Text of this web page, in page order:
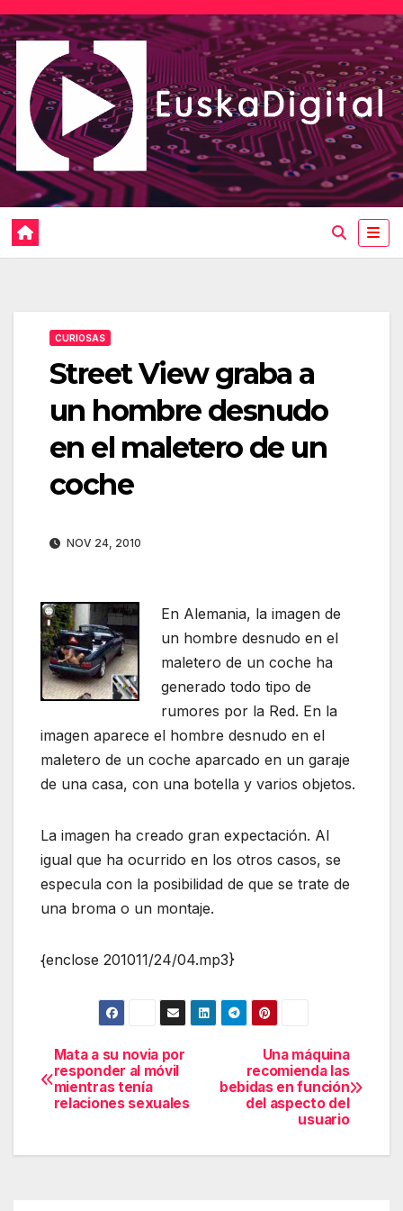
Saltar
al
contenido
CURIOSAS
Street View graba a
un hombre desnudo
en el maletero de un
coche
NOV 24, 2010
En Alemania, la imagen de
un hombre desnudo en el
maletero de un coche ha
generado todo tipo de
rumores por la Red. En la
imagen aparece el hombre desnudo en el
maletero de un coche aparcado en un garaje
de una casa, con una botella y varios objetos.
La imagen ha creado gran expectación. Al
igual que ha ocurrido en los otros casos, se
especula con la posibilidad de que se trate de
una broma o un montaje.
{enclose 201011/24/04.mp3}
Navegación
de
Una máquina
recomienda las
bebidas en función
del aspecto del
usuario
Mata a su novia por
responder al móvil
mientras tenía
relaciones sexuales